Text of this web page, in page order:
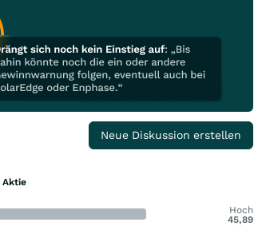
Neue Diskussion erstellen
Aktie
Hoch
45,89